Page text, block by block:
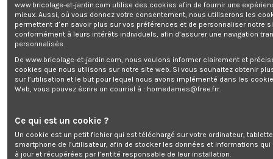
Ajouter au panier
Groupe électrogène inverter sile
Enim quis fugiat consequat elit minim nisi eu occaecat occaecat
deserunt aliquip nisi ex deserunt.
www.bricolage-et-jardin.com utilise des cookies afin de fournir une
mieux. Aussi, où vous donnez votre consentement, nous utiliserons les
permettent d’en savoir plus sur vos préférences et de personnaliser notre
conformément à leurs intérêts individuels, afin d’assurer une navigation
personnalisée.
De www.bricolage-et-jardin.com, nous voulons informer clairement et
cookies que nous utilisons sur notre site web. Si vous souhaitez obtenir
sur l’utilisation et le but pour lequel nous avons implémenté dans les
Web, vous pouvez écrire un courriel à : homedames@free.frr.
Ce qui est un cookie ?
Un cookie est un petit fichier qui est téléchargé sur votre ordinateur,
smartphone de l’utilisateur, afin de stocker les données et informations
à jour et récupérées par l’entité responsable de leur installation.